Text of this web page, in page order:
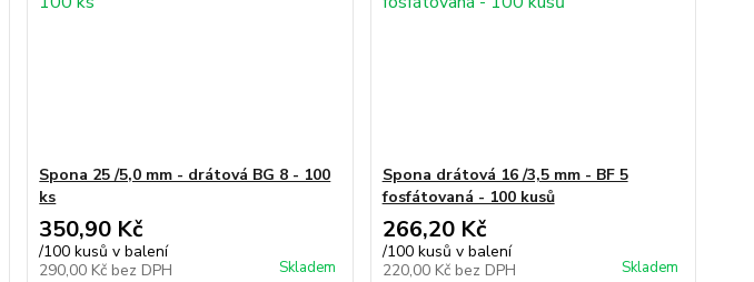
Spona 25 /5,0 mm - drátová BG 8 - 100
ks
350,90 Kč
/100 kusů v balení
290,00 Kč bez DPH Skladem
Spona drátová 16 /3,5 mm - BF 5
fosfátovaná - 100 kusů
266,20 Kč
/100 kusů v balení
220,00 Kč bez DPH Skladem